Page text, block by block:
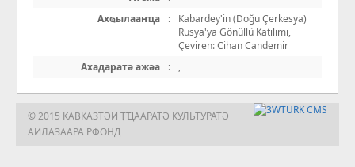
Ахҩылаанҵа
:
Kabardey'in (Doğu Çerkesya)
Rusya'ya Gönüllü Katılımı,
Çeviren: Cihan Candemir
Ахадаратә ажәа
: ,
© 2015 КАВКАЗТӘИ ҬҴААРАТӘ КУЛЬТУРАТӘ
АИЛАЗААРА РФОНД